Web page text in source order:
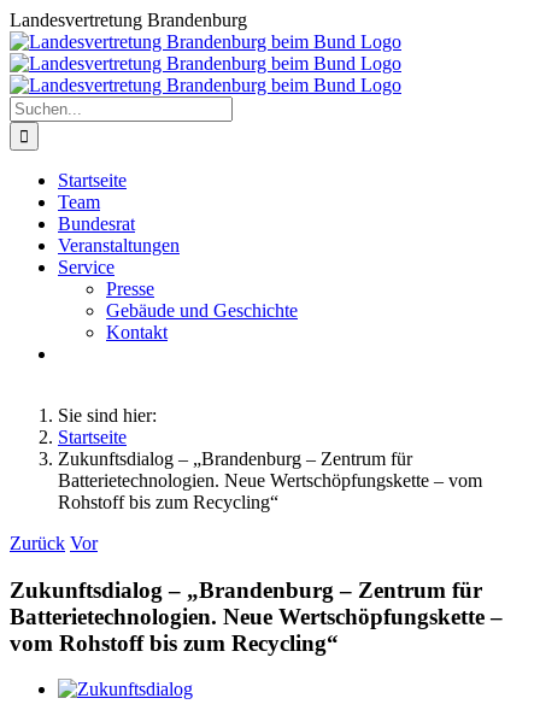
Zum
Inhalt
springen
Landesvertretung Brandenburg
Suche
nach:
Startseite
Team
Bundesrat
Veranstaltungen
Service
Presse
Gebäude und Geschichte
Kontakt
Sie sind hier:
Startseite
Zukunftsdialog – „Brandenburg – Zentrum für
Batterietechnologien. Neue Wertschöpfungskette – vom
Rohstoff bis zum Recycling“
Zurück Vor
Zukunftsdialog – „Brandenburg – Zentrum für
Batterietechnologien. Neue Wertschöpfungskette –
vom Rohstoff bis zum Recycling“
Zeige